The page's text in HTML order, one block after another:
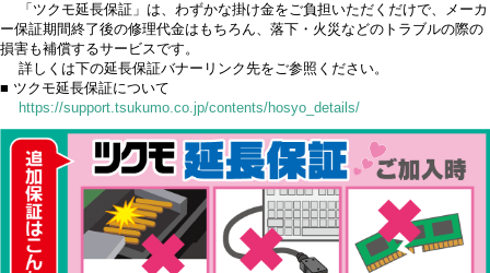
「ツクモ延長保証」は、わずかな掛け金をご負担いただくだけで、メーカ
ー保証期間終了後の修理代金はもちろん、落下・火災などのトラブルの際の
損害も補償するサービスです。
詳しくは下の延長保証バナーリンク先をご参照ください。
■ ツクモ延長保証について
https://support.tsukumo.co.jp/contents/hosyo_details/